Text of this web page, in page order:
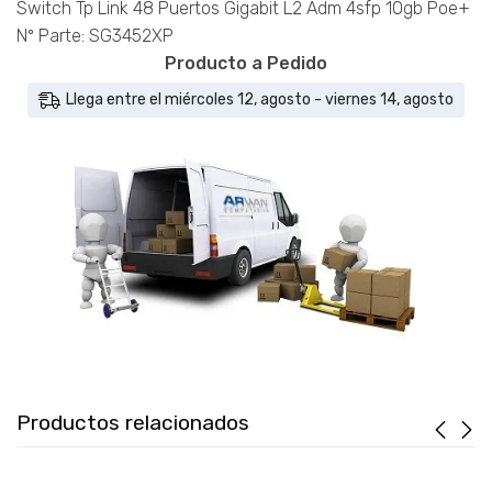
Switch Tp Link 48 Puertos Gigabit L2 Adm 4sfp 10gb Poe+
Nº Parte: SG3452XP
Producto a Pedido
Llega entre el miércoles 12, agosto - viernes 14, agosto
Productos relacionados